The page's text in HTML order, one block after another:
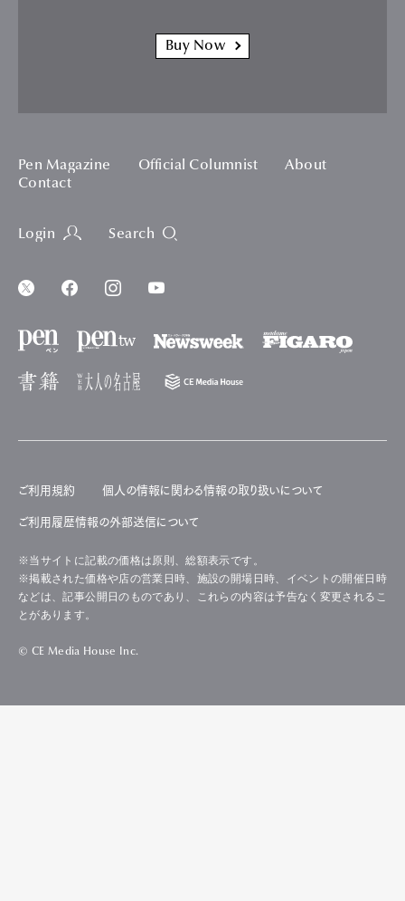
Buy Now
Pen Magazine Official Columnist
About
Contact
Login Search
ご利用規約 個人の情報に関わる情報の取り扱いについて
ご利用履歴情報の外部送信について
※当サイトに記載の価格は原則、総額表示です。
※掲載された価格や店の営業日時、施設の開場日時、イベントの開催日時
などは、記事公開日のものであり、これらの内容は予告なく変更されるこ
とがあります。
© CE Media House Inc.